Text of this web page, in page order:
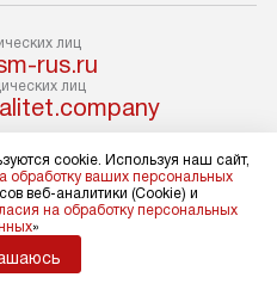
будет
плата.
проем,
службы
других
запуск и
монтаж не
коммуникаций,
материалы,
лиц
rus.ru
лиц
продажи
сайта
cookie. Используя наш сайт,
обработку ваших персональных
веб-аналитики (Cookie) и
на обработку персональных
»